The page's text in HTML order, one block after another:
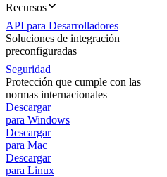
Recursos
API para Desarrolladores
Soluciones de integración
preconfiguradas
Seguridad
Protección que cumple con las
normas internacionales
Descargar
para Windows
Descargar
para Mac
Descargar
para Linux